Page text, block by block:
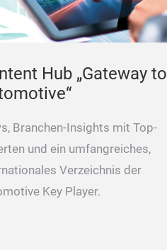
Hub „Gateway to
Branchen-Insights mit Top-
und ein umfangreiches,
Verzeichnis der
Key Player.